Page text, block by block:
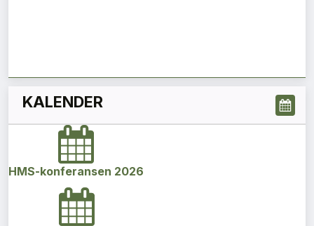
KALENDER
HMS-konferansen 2026